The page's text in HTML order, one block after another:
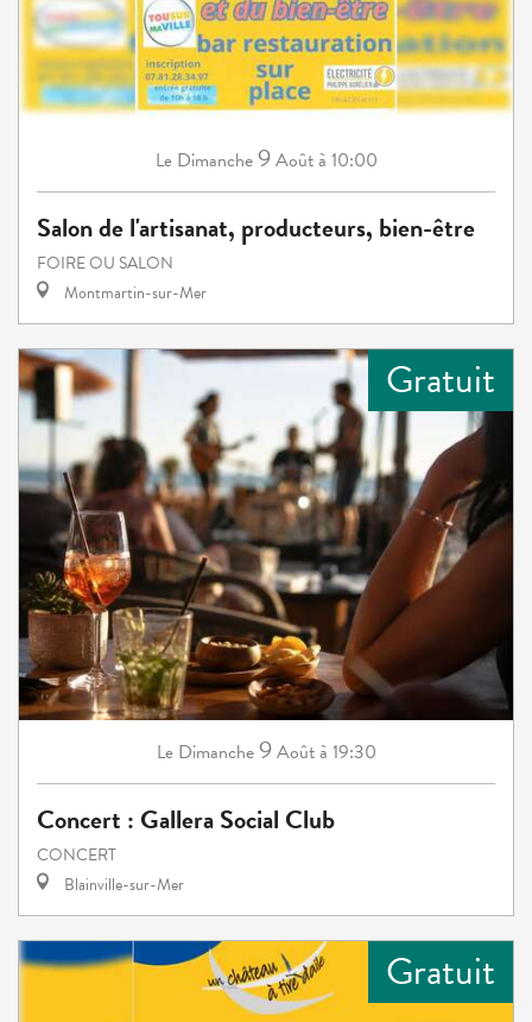
Le Dimanche9Aoûtà 10:00
Salon de l'artisanat, producteurs, bien-être
FOIRE OU SALON
Montmartin-sur-Mer
Gratuit
Le Dimanche9Aoûtà 19:30
Concert : Gallera Social Club
CONCERT
Blainville-sur-Mer
Gratuit